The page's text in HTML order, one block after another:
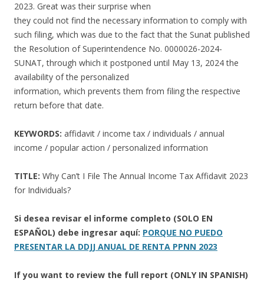
2023. Great was their surprise when
they could not find the necessary information to comply with
such filing, which was due to the fact that the Sunat published
the Resolution of Superintendence No. 0000026-2024-
SUNAT, through which it postponed until May 13, 2024 the
availability of the personalized
information, which prevents them from filing the respective
return before that date.
KEYWORDS: affidavit / income tax / individuals / annual
income / popular action / personalized information
TITLE: Why Can’t I File The Annual Income Tax Affidavit 2023
for Individuals?
Si desea revisar el informe completo (SOLO EN
ESPAÑOL) debe ingresar aquí: PORQUE NO PUEDO
PRESENTAR LA DDJJ ANUAL DE RENTA PPNN 2023
If you want to review the full report (ONLY IN SPANISH)